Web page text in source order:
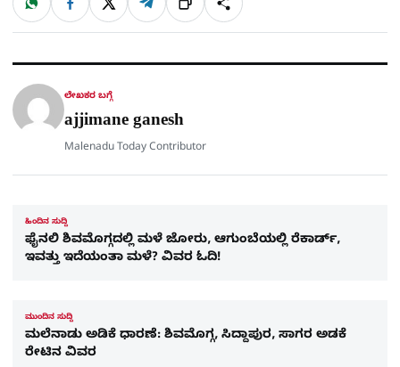
ಹಂಚಿಕೊಳ್ಳಿ
W
a
t
p
F
c
e
o
X T
l
e
a
ಲಿಂ
ಕ್
S
h
a
ಲೇಖಕರ ಬಗ್ಗೆ
ajjimane ganesh
Malenadu Today Contributor
ಹಿಂದಿನ ಸುದ್ದಿ
ಫೈನಲಿ ಶಿವಮೊಗ್ಗದಲ್ಲಿ ಮಳೆ ಜೋರು, ಆಗುಂಬೆಯಲ್ಲಿ ರೆಕಾರ್ಡ್,
ಇವತ್ತು ಇದೆಯಂತಾ ಮಳೆ? ವಿವರ ಓದಿ!​​
ಮುಂದಿನ ಸುದ್ದಿ
ಮಲೆನಾಡು ಅಡಿಕೆ ಧಾರಣೆ: ಶಿವಮೊಗ್ಗ, ಸಿದ್ದಾಪುರ, ಸಾಗರ ಅಡಕೆ
ರೇಟಿನ ವಿವರ